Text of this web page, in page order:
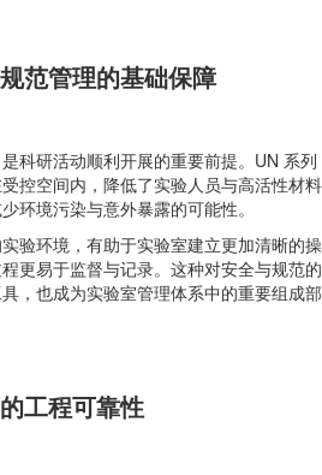
范管理的基础保障
科研活动顺利开展的重要前提。UN 系列
控空间内，降低了实验人员与高活性材料
环境污染与意外暴露的可能性。
验环境，有助于实验室建立更加清晰的操
更易于监督与记录。这种对安全与规范的
，也成为实验室管理体系中的重要组成部
工程可靠性